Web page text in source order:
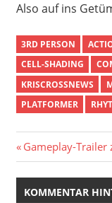
Also auf ins
3RD PERSON
CELL-SHADING
KRISCROSSNEWS
PLATFORMER
Vorheriger
Beitrag:
Gameplay-Trailer
KOMMENTAR